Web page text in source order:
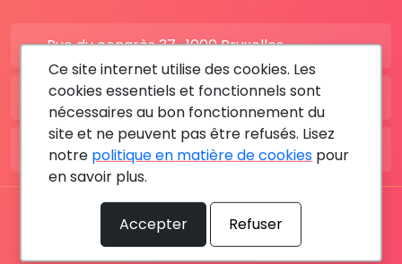
Rue du congrès 37 , 1000 Bruxelles
BE: +32 28080227
FR: +33 183642895
Tous les droits sont réservés © 2026 RDV MÉDICAL By
MediaSatCom
Ce site internet utilise des cookies. Les
cookies essentiels et fonctionnels sont
nécessaires au bon fonctionnement du
site et ne peuvent pas être refusés. Lisez
notre politique en matière de cookies pour
en savoir plus.
Accepter Refuser